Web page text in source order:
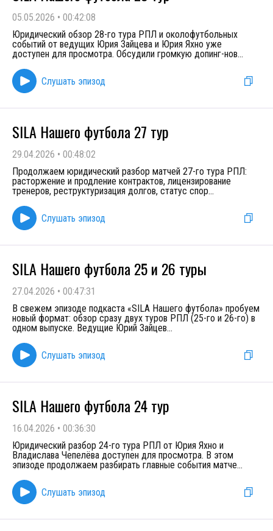
05.05.2026 • 00:42:08
Юридический обзор 28-го тура РПЛ и околофутбольных
событий от ведущих Юрия Зайцева и Юрия Яхно уже
доступен для просмотра. Обсудили громкую допинг-нов...
Слушать эпизод
SILA Нашего футбола 27 тур
29.04.2026 • 00:48:02
Продолжаем юридический разбор матчей 27-го тура РПЛ:
расторжение и продление контрактов, лицензирование
тренеров, реструктуризация долгов, статус спор...
Слушать эпизод
SILA Нашего футбола 25 и 26 туры
27.04.2026 • 00:47:31
В свежем эпизоде подкаста «SILA Нашего футбола» пробуем
новый формат: обзор сразу двух туров РПЛ (25-го и 26-го) в
одном выпуске. Ведущие Юрий Зайцев...
Слушать эпизод
SILA Нашего футбола 24 тур
16.04.2026 • 00:36:30
Юридический разбор 24-го тура РПЛ от Юрия Яхно и
Владислава Чепелёва доступен для просмотра. В этом
эпизоде продолжаем разбирать главные события матче...
Слушать эпизод